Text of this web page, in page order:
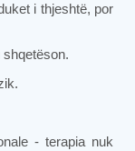
i thjeshtë, por
- terapia nuk